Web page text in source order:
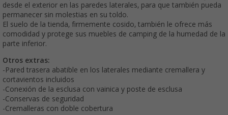
desde el exterior en las paredes laterales, para que también pueda
permanecer sin molestias en su toldo.
El suelo de la tienda, firmemente cosido, también le ofrece más
comodidad y protege sus muebles de camping de la humedad de la
parte inferior.
Otros extras:
-Pared trasera abatible en los laterales mediante cremallera y
cortavientos incluidos
-Conexión de la esclusa con vainica y poste de esclusa
-Conservas de seguridad
-Cremalleras con doble cobertura